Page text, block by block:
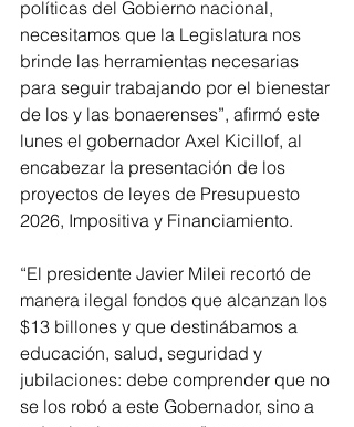
políticas del Gobierno nacional,
necesitamos que la Legislatura nos
brinde las herramientas necesarias
para seguir trabajando por el bienestar
de los y las bonaerenses”, afirmó este
lunes el gobernador Axel Kicillof, al
encabezar la presentación de los
proyectos de leyes de Presupuesto
2026, Impositiva y Financiamiento.
“El presidente Javier Milei recortó de
manera ilegal fondos que alcanzan los
$13 billones y que destinábamos a
educación, salud, seguridad y
jubilaciones: debe comprender que no
se los robó a este Gobernador, sino a